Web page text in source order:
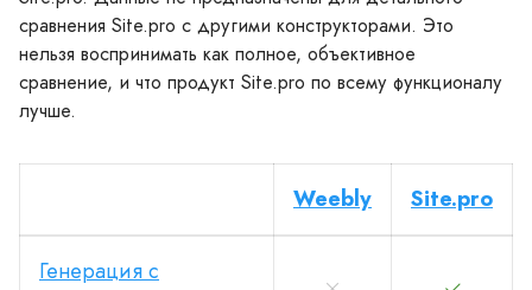
сравнения Site.pro с другими конструкторами. Это
нельзя воспринимать как полное, объективное
сравнение, и что продукт Site.pro по всему функционалу
лучше.
Weebly Site.pro
Генерация с